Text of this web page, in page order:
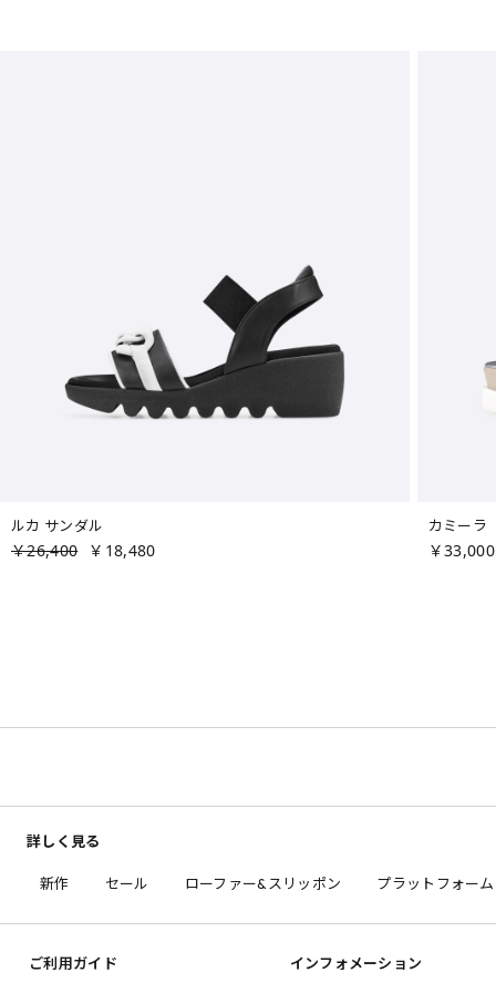
ルカ サンダル
￥26,400 ￥18,480
カミーラ
￥33,000
詳しく見る
新作 セール ローファー&スリッポン プラットフォー
ご利用ガイド インフォメーション